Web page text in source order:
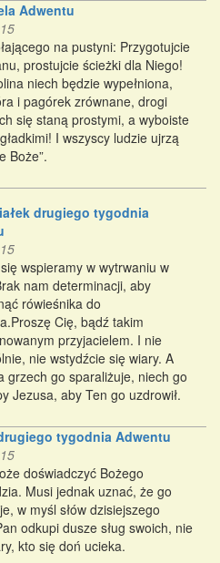
Adwentu
na pustyni: Przygotujcie
prostujcie ścieżki dla Niego!
niech będzie wypełniona,
i pagórek zrównane, drogi
się staną prostymi, a wyboiste
I wszyscy ludzie ujrzą
Boże”.
drugiego tygodnia
wspieramy w wytrwaniu w
nam determinacji, aby
rówieśnika do
Cię, bądź takim
przyjacielem. I nie
nie wstydźcie się wiary. A
grzech go sparaliżuje, niech go
Jezusa, aby Ten go uzdrowił.
tygodnia Adwentu
doświadczyć Bożego
Musi jednak uznać, że go
w myśl słów dzisiejszego
odkupi dusze sług swoich, nie
kto się doń ucieka.